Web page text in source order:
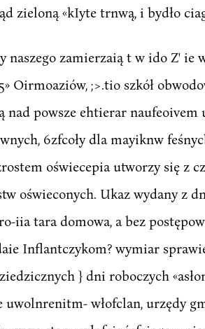
zieloną «kIyte trnwą, i bydło
naszego zamierzaią t w ido Z' ie
Oirmoaziów, ;>.tio szkół
powsze ehtierar
6zfcoły dla mayiknw
oświecepia utworzy się z
oświeconych. Ukaz wydany z
iia tara domowa, a bez
Inflantczykom? wymiar
} dni roboczych
uwolnrenitm- włofclan, urzędy